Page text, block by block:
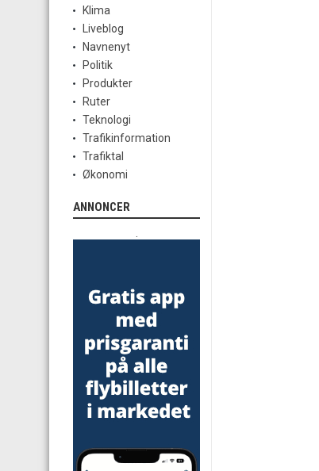
Klima
Liveblog
Navnenyt
Politik
Produkter
Ruter
Teknologi
Trafikinformation
Trafiktal
Økonomi
ANNONCER